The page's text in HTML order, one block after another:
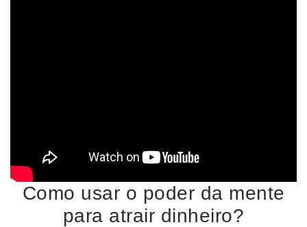
Como usar o poder da mente
para atrair dinheiro?